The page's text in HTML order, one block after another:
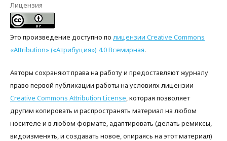
Лицензия
Это произведение доступно по лицензии Creative Commons
«Attribution» («Атрибуция») 4.0 Всемирная.
Авторы сохраняют права на работу и предоставляют журналу
право первой публикации работы на условиях лицензии
Creative Commons Attribution License, которая позволяет
другим копировать и распространять материал на любом
носителе и в любом формате, адаптировать (делать ремиксы,
видоизменять, и создавать новое, опираясь на этот материал)